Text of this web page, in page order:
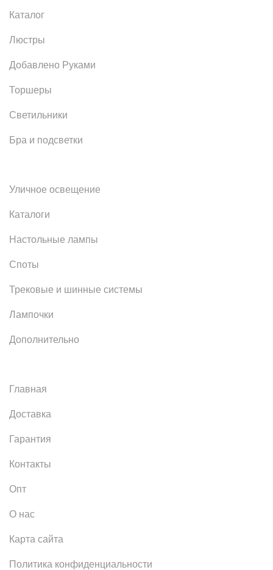
Каталог
Люстры
Добавлено Руками
Торшеры
Светильники
Бра и подсветки
Уличное освещение
Каталоги
Настольные лампы
Споты
Трековые и шинные системы
Лампочки
Дополнительно
Главная
Доставка
Гарантия
Контакты
Опт
О нас
Карта сайта
Политика конфиденциальности